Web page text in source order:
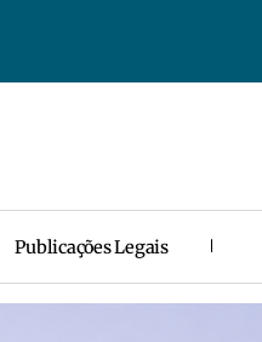
Publicações Legais